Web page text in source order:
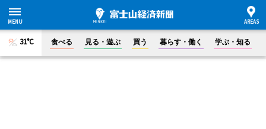
31°C 食べる 見る・遊ぶ 買う 暮らす・働く 学ぶ・知る